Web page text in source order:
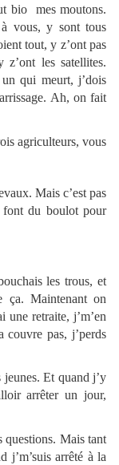
bio mes moutons.
vous, y sont tous
tout, y z’ont pas
z’ont les satellites.
qui meurt, j’dois
Ah, on fait
agriculteurs, vous
Mais c’est pas
font du boulot pour
les trous, et
ça. Maintenant on
une retraite, j’m’en
couvre pas, j’perds
jeunes. Et quand j’y
arrêter un jour,
questions. Mais tant
j’m’suis arrêté à la